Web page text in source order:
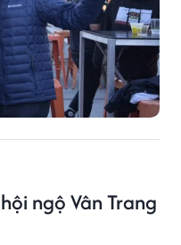
ngộ Vân Trang